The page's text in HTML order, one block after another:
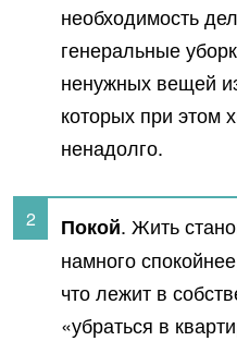
необходимость
генеральные
ненужных вещей
которых при этом
ненадолго.
Покой. Жить
намного
что лежит в
«убраться в